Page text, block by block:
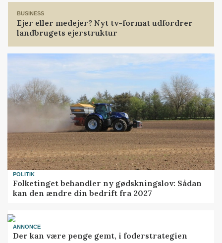
BUSINESS
Ejer eller medejer? Nyt tv-format udfordrer
landbrugets ejerstruktur
POLITIK
Folketinget behandler ny gødskningslov: Sådan
kan den ændre din bedrift fra 2027
ANNONCE
Der kan være penge gemt, i foderstrategien